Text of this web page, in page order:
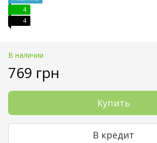
4
4
В наличии
769 грн
Купить
В кредит